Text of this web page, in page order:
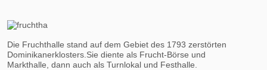
Die Fruchthalle stand auf dem Gebiet des 1793 zerstörten
Dominikanerklosters.Sie diente als Frucht-Börse und
Markthalle, dann auch als Turnlokal und Festhalle.